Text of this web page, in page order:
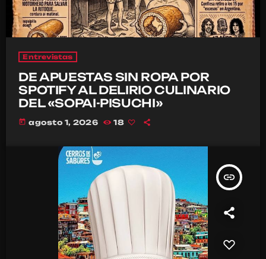
Entrevistas
DE APUESTAS SIN ROPA POR
SPOTIFY AL DELIRIO CULINARIO
DEL «SOPAI-PISUCHI»
today agosto 1, 2026 18
insert_link